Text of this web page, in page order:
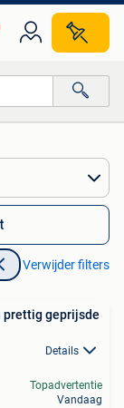
Verwijder filters
prettig geprijsde
Details
Topadvertentie
Vandaag